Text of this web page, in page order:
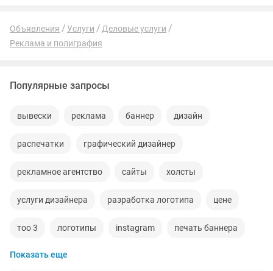
Объявления Услуги
Деловые услуги
Реклама и полиграфия
Популярные запросы
вывески реклама баннер дизайн
распечатки графический дизайнер
рекламное агентство сайты холсты
услуги дизайнера разработка логотипа цене
тоо 3 логотипы instagram печать баннера
чехлы на iphone
Показать еще